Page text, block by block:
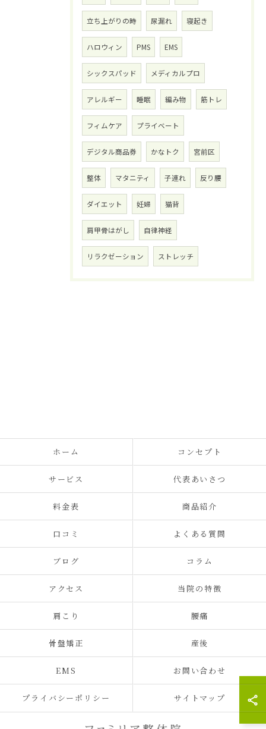
立ち上がりの時 尿漏れ 寝起き
ハロウィン PMS EMS
シックスパッド メディカルプロ
アレルギー 睡眠 編み物 筋トレ
フィムケア プライベート
デジタル商品券 かなトク 宮前区
整体 マタニティ 子連れ 反り腰
ダイエット 妊婦 猫背
肩甲骨はがし 自律神経
リラクゼーション ストレッチ
ホーム コンセプト
サービス 代表あいさつ
料金表 商品紹介
口コミ よくある質問
ブログ コラム
アクセス 当院の特徴
肩こり 腰痛
骨盤矯正 産後
EMS お問い合わせ
プライバシーポリシー サイトマップ